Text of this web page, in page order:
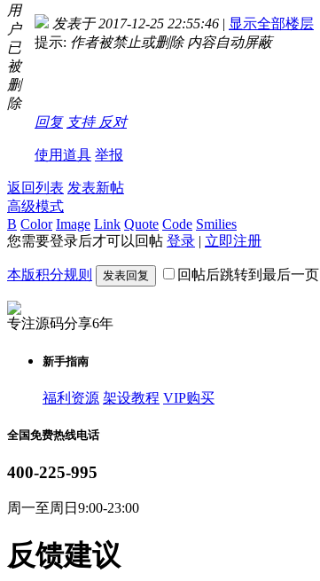
用
户
已
被
删
除
发表于 2017-12-25 22:55:46 | 显示全部楼层
提示: 作者被禁止或删除 内容自动屏蔽
回复 支持 反对
使用道具 举报
返回列表 发表新帖
高级模式
B Color Image Link Quote Code Smilies
您需要登录后才可以回帖 登录 | 立即注册
本版积分规则 发表回复 回帖后跳转到最后一页
专注源码分享6年
新手指南
福利资源 架设教程 VIP购买
全国免费热线电话
400-225-995
周一至周日9:00-23:00
反馈建议